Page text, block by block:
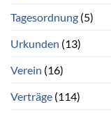
Tagesordnung (5)
Urkunden (13)
Verein (16)
Verträge (114)